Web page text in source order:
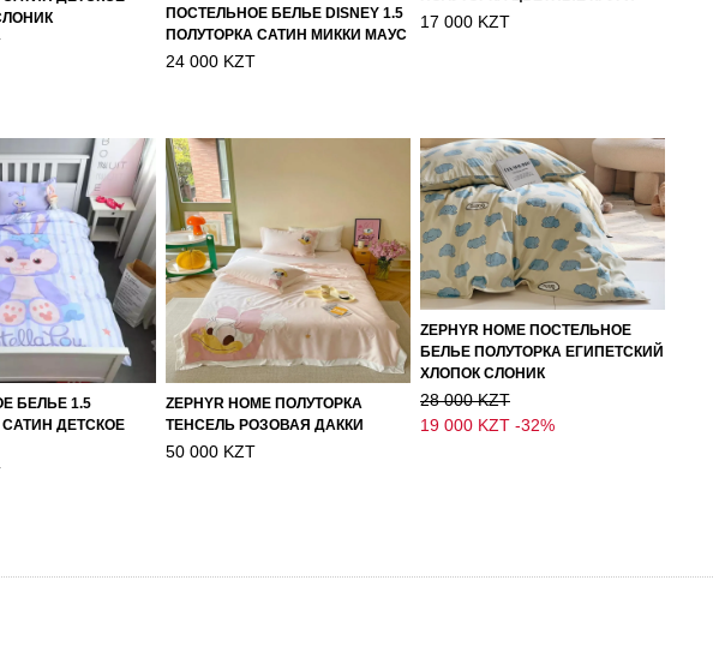
ПОСТЕЛЬНОЕ БЕЛЬЕ DISNEY 1.5
ПОЛУТОРКА САТИН МИККИ МАУС
24 000 KZT
17 000 KZT
БЕЛЬЕ 1.5
САТИН ДЕТСКОЕ
ZEPHYR HOME ПОЛУТОРКА
ТЕНСЕЛЬ РОЗОВАЯ ДАККИ
50 000 KZT
ZEPHYR HOME ПОСТЕЛЬНОЕ
БЕЛЬЕ ПОЛУТОРКА ЕГИПЕТСКИЙ
ХЛОПОК СЛОНИК
28 000 KZT
19 000 KZT -32%